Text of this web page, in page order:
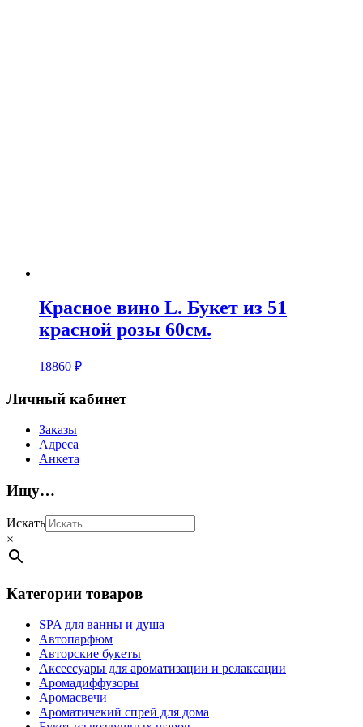
Красное вино L. Букет из 51
красной розы 60см.
18860 ₽
Личный кабинет
Заказы
Адреса
Анкета
Ищу…
Искать
×
Категории товаров
SPA для ванны и душа
Автопарфюм
Авторские букеты
Аксессуары для ароматизации и релаксации
Аромадиффузоры
Аромасвечи
Ароматичекий спрей для дома